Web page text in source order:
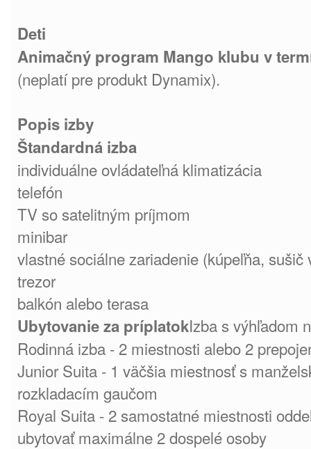
Deti
Animačný program Mango klubu v
(neplatí pre produkt Dynamix).
Popis izby
Štandardná izba
individuálne ovládateľná klimatizácia
telefón
TV so satelitným príjmom
minibar
vlastné sociálne zariadenie (kúpeľňa, sušič
trezor
balkón alebo terasa
Ubytovanie za príplatokIzba s výhľadom
Rodinná izba - 2 miestnosti alebo 2
Junior Suita - 1 väčšia miestnosť s
rozkladacím gaučom
Royal Suita - 2 samostatné miestnosti
ubytovať maximálne 2 dospelé osoby